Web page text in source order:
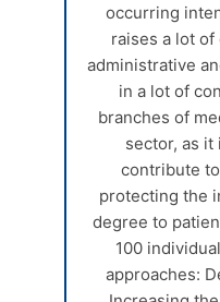
occurring
raises a lot
administrative
in a lot of
branches of
sector, as
contribute
protecting the
degree to
100
approaches: